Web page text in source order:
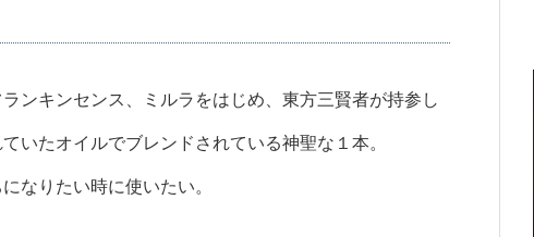
ンキンセンス、ミルラをはじめ、東方三賢者が持参し
いたオイルでブレンドされている神聖な１本。
なりたい時に使いたい。